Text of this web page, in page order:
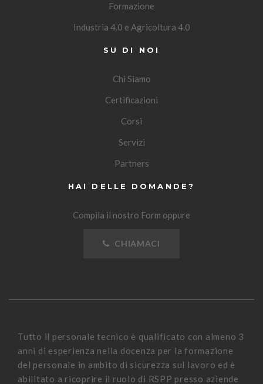
Formazione
Industria 4.0 e Agricoltura 4.0
SU DI NOI
Chi Siamo
Certificazioni
Corsi
Servizi
Partners
HAI DELLE DOMANDE?
Compila il nostro Form oppure
CHIAMACI
Tutto il personale tecnico è qualificato con almeno 3
anni di esperienza nella docenza per la formazione
del personale in ambito di sicurezza sul lavoro ed è
abilitato a ricoprire il ruolo di RSPP presso aziende